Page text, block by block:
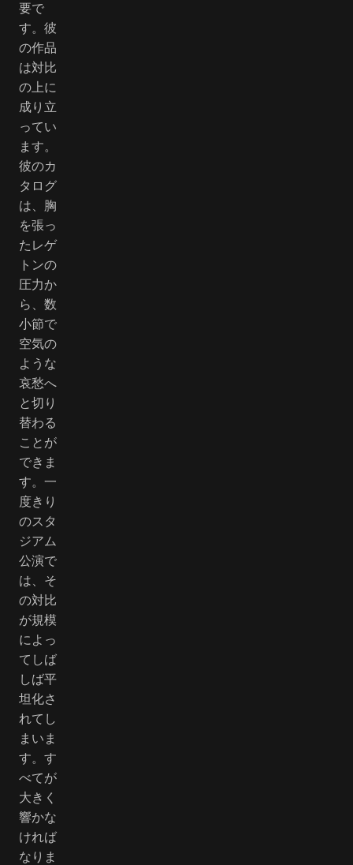
要で
す。彼
の作品
は対比
の上に
成り立
ってい
ます。
彼のカ
タログ
は、胸
を張っ
たレゲ
トンの
圧力か
ら、数
小節で
空気の
ような
哀愁へ
と切り
替わる
ことが
できま
す。一
度きり
のスタ
ジアム
公演で
は、そ
の対比
が規模
によっ
てしば
しば平
坦化さ
れてし
まいま
す。す
べてが
大きく
響かな
ければ
なりま